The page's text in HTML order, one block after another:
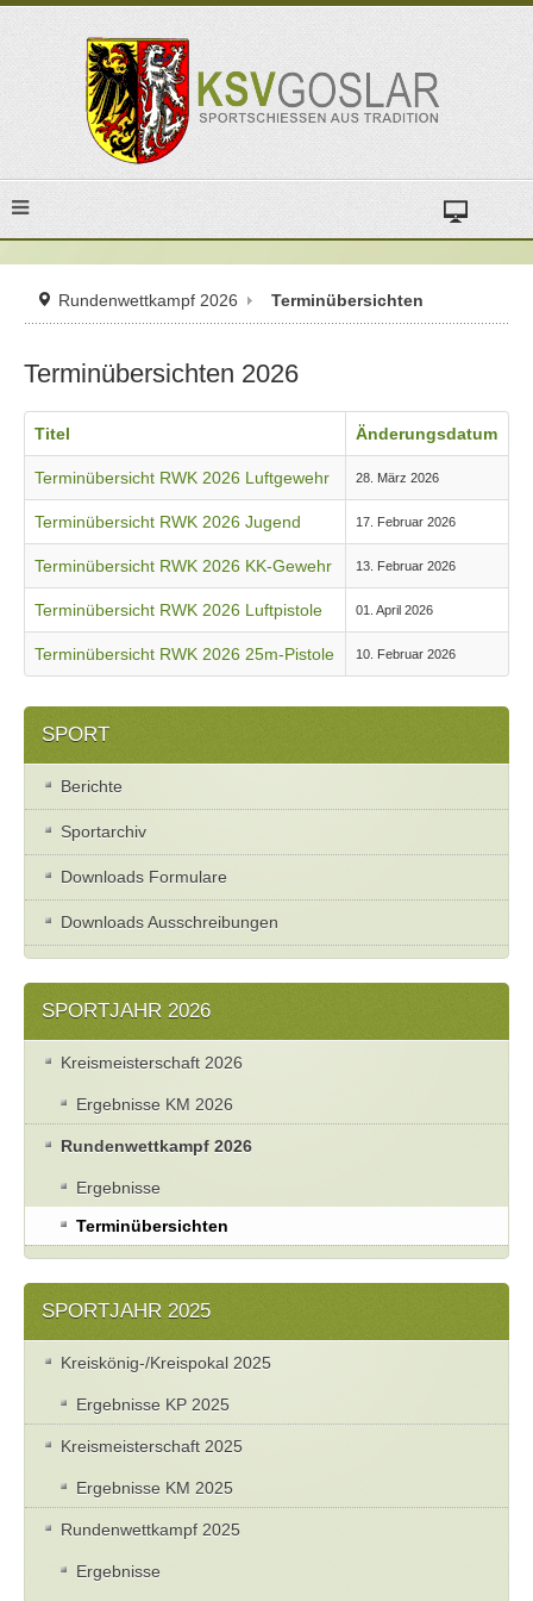
Rundenwettkampf 2026 Terminübersichten
Terminübersichten 2026
Titel Änderungsdatum
Terminübersicht RWK 2026 Luftgewehr 28. März 2026
Terminübersicht RWK 2026 Jugend 17. Februar 2026
Terminübersicht RWK 2026 KK-Gewehr 13. Februar 2026
Terminübersicht RWK 2026 Luftpistole 01. April 2026
Terminübersicht RWK 2026 25m-Pistole 10. Februar 2026
SPORT
Berichte
Sportarchiv
Downloads Formulare
Downloads Ausschreibungen
SPORTJAHR 2026
Kreismeisterschaft 2026
Ergebnisse KM 2026
Rundenwettkampf 2026
Ergebnisse
Terminübersichten
SPORTJAHR 2025
Kreiskönig-/Kreispokal 2025
Ergebnisse KP 2025
Kreismeisterschaft 2025
Ergebnisse KM 2025
Rundenwettkampf 2025
Ergebnisse